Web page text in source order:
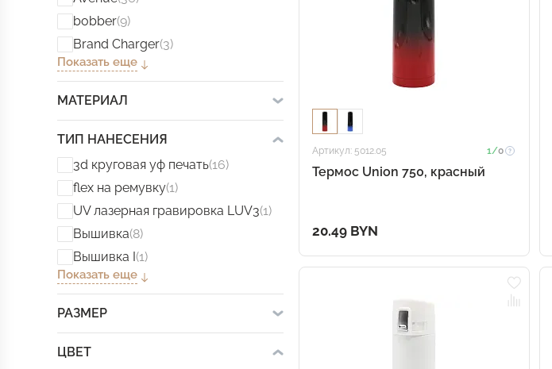
bobber(9)
Brand Charger(3)
Показать еще
МАТЕРИАЛ
ТИП НАНЕСЕНИЯ
3d круговая уф печать(16)
flex на ремувку(1)
UV лазерная гравировка LUV3(1)
Вышивка(8)
Вышивка I(1)
Показать еще
РАЗМЕР
ЦВЕТ
Артикул: 5012.05 1/0
Термос Union 750, красный
20.49 BYN